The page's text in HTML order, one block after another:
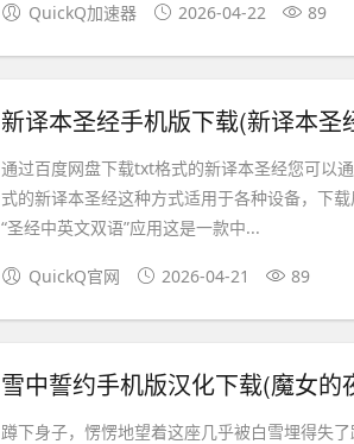
QuickQ加速器 2026-04-22 89
新译本圣经手机版下载(新译本圣
通过百度网盘下载txt格式的新译本圣经您可以
式的新译本圣经这种方式适用于各种设备，下
“圣经中英文双语”应用这是一款中...
QuickQ官网 2026-04-21 89
雪中誓约手机版汉化下载(魔女的
蹲下身子，愣愣地望着这座几乎被白雪埋得失